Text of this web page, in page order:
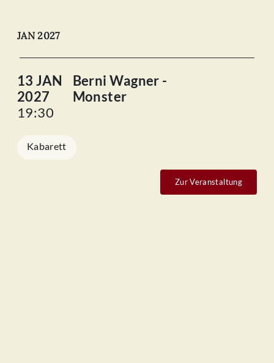
JAN 2027
13 JAN
2027
19:30
Berni Wagner -
Monster
Kabarett
Zur Veranstaltung